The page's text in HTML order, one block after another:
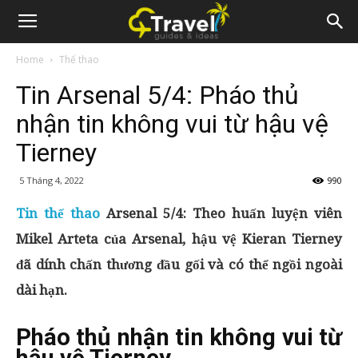
Home Thể thao
Tin Arsenal 5/4: Pháo thủ
nhận tin không vui từ hậu vệ
Tierney
5 Tháng 4, 2022 990
Tin thể thao Arsenal 5/4: Theo huấn luyện viên
Mikel Arteta của Arsenal, hậu vệ Kieran Tierney
đã dính chấn thương đầu gối và có thể ngồi ngoài
dài hạn.
Pháo thủ nhận tin không vui từ